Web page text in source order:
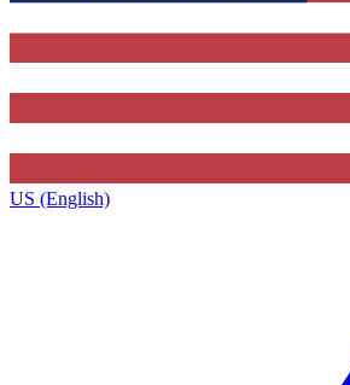
US (English)